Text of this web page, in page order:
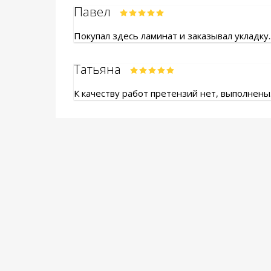
Павел
Покупал здесь ламинат и заказывал
Татьяна
К качеству работ претензий нет,